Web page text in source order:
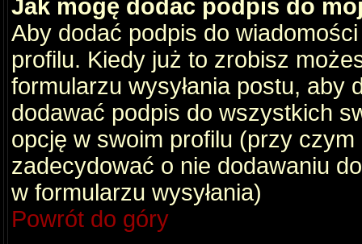
Jak mogę dodać podpis do
Aby dodać podpis do
profilu. Kiedy już to zrobisz
formularzu wysyłania postu,
dodawać podpis do wszystkich
opcję w swoim profilu (przy
zadecydować o nie dodawaniu
w formularzu wysyłania)
Powrót do góry